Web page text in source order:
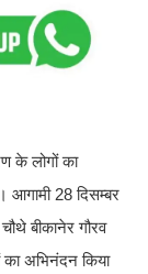
के लोगों का
आगामी 28 दिसम्बर
बीकानेर गौरव
का अभिनंदन किया